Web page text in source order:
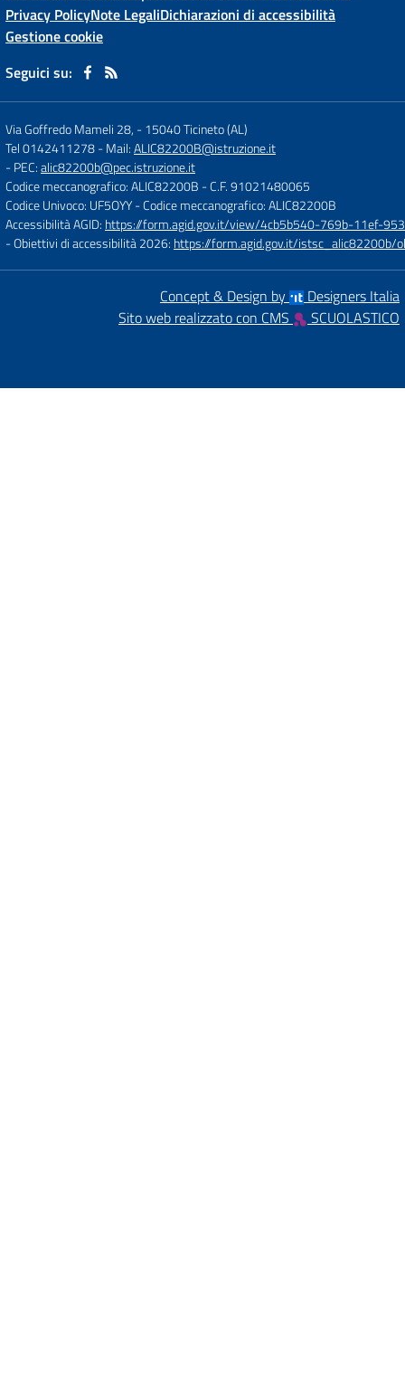
Privacy PolicyNote LegaliDichiarazioni di accessibilità
Gestione cookie
Seguici su:
Via Goffredo Mameli 28, -15040 Ticineto (AL)
Tel 0142411278- Mail:ALIC82200B@istruzione.it
- PEC:alic82200b@pec.istruzione.it
Codice meccanografico: ALIC82200B - C.F. 91021480065
Codice Univoco: UF5OYY- Codice meccanografico: ALIC82200B
Accessibilità AGID: https://form.agid.gov.it/view/4cb5b540-769b-11ef-
- Obiettivi di accessibilità 2026: https://form.agid.gov.it/
Concept & Design by
Designers Italia
Sito web realizzato con CMS
SCUOLASTICO